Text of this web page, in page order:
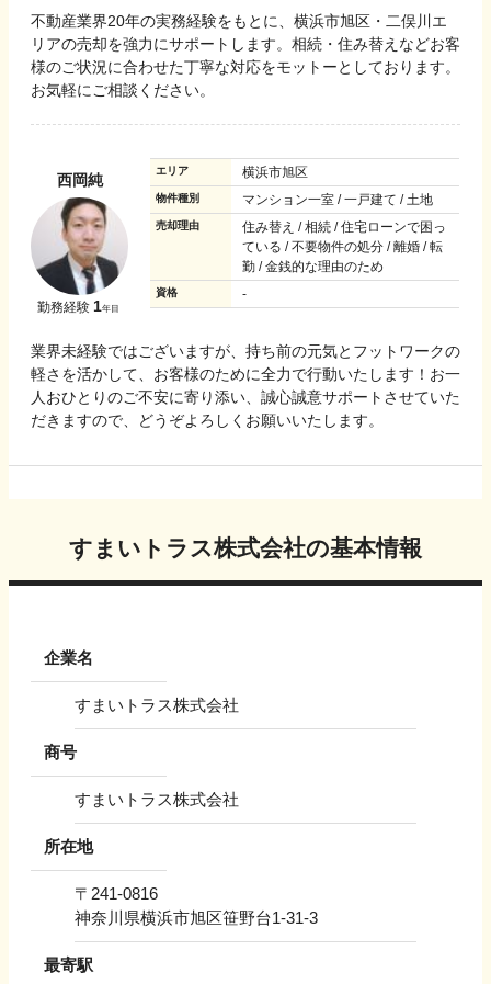
不動産業界20年の実務経験をもとに、横浜市旭区・二俣川エ
リアの売却を強力にサポートします。相続・住み替えなどお客
様のご状況に合わせた丁寧な対応をモットーとしております。
お気軽にご相談ください。
西岡純
勤務経験 1年目
エリア 横浜市旭区
物件種別 マンション一室 / 一戸建て / 土地
売却理由
住み替え / 相続 / 住宅ローンで困っ
ている / 不要物件の処分 / 離婚 / 転
勤 / 金銭的な理由のため
資格 -
業界未経験ではございますが、持ち前の元気とフットワークの
軽さを活かして、お客様のために全力で行動いたします！お一
人おひとりのご不安に寄り添い、誠心誠意サポートさせていた
だきますので、どうぞよろしくお願いいたします。
すまいトラス株式会社の基本情報
企業名
すまいトラス株式会社
商号
すまいトラス株式会社
所在地
〒 241-0816
神奈川県横浜市旭区笹野台1-31-3
最寄駅